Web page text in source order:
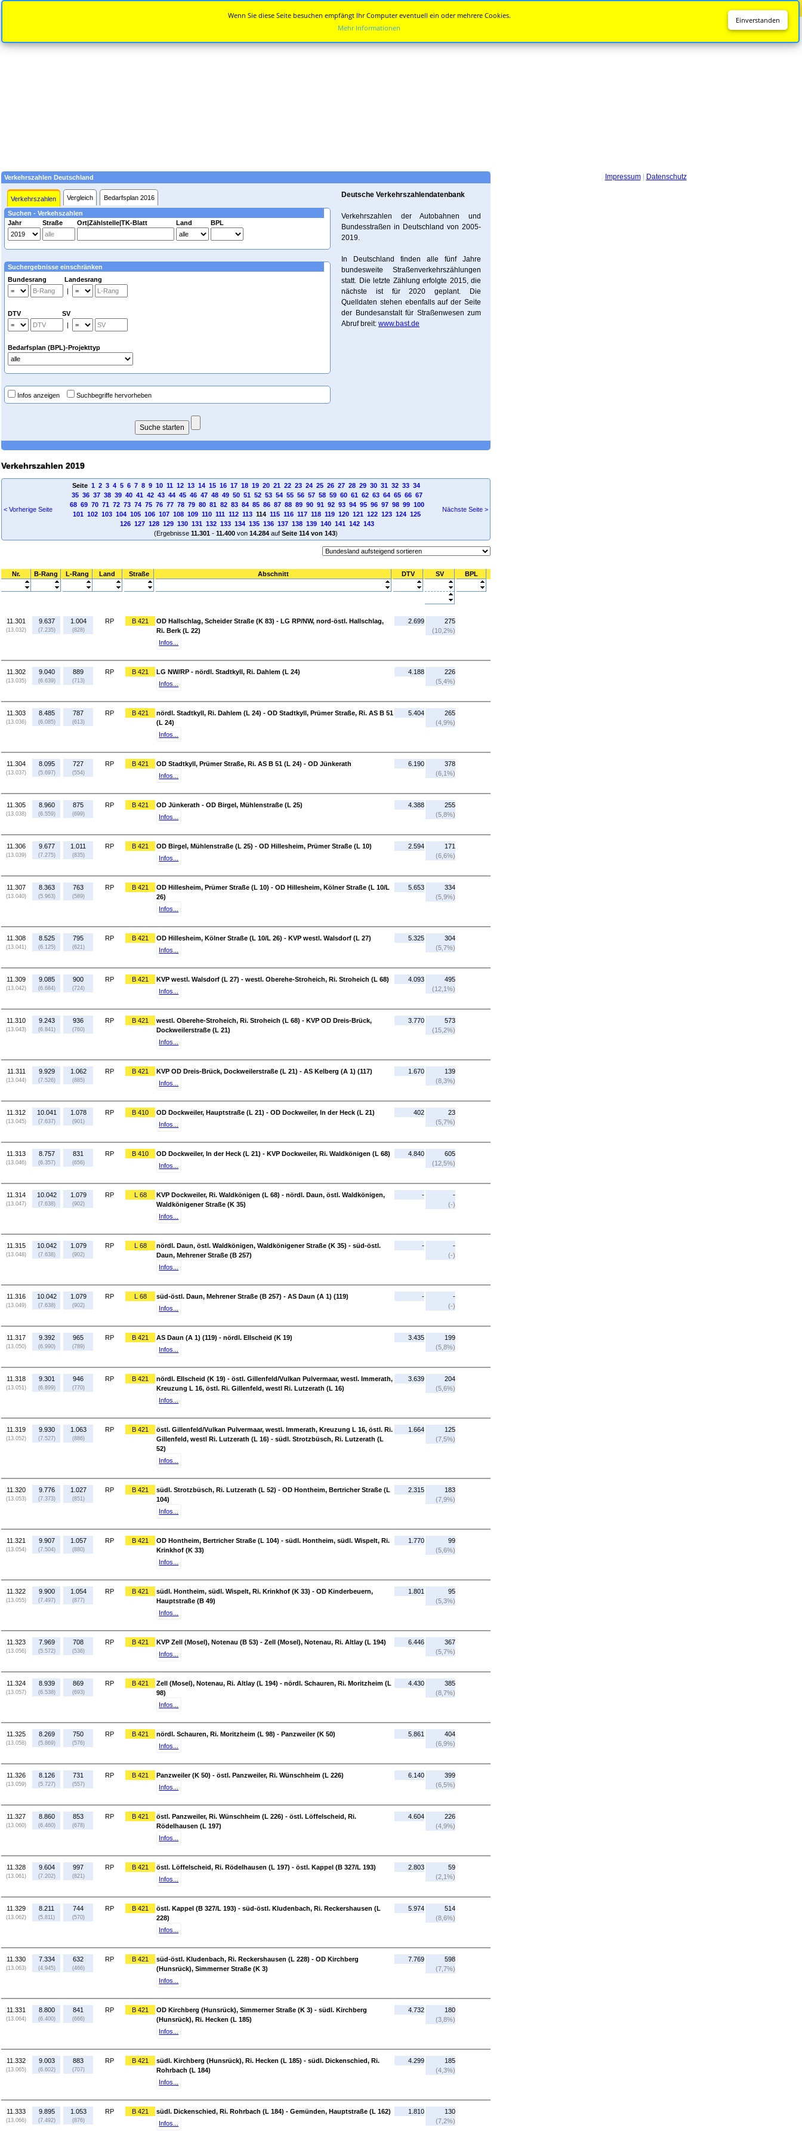
Verkehrszahlen Deutschland
Verkehrszahlen Vergleich Bedarfsplan 2016
Suchen - Verkehszahlen
Jahr
Straße Ort|Zählstelle|TK-Blatt Land BPL
Suchergebnisse einschränken
Bundesrang Landesrang
|
DTV SV
|
Bedarfsplan (BPL)-Projekttyp
Infos anzeigen Suchbegriffe hervorheben
Deutsche Verkehrszahlendatenbank
Verkehrszahlen der Autobahnen und
Bundesstraßen in Deutschland von 2005-
2019.
In Deutschland finden alle fünf Jahre
bundesweite Straßenverkehrszählungen
statt. Die letzte Zählung erfolgte 2015, die
nächste ist für 2020 geplant. Die
Quelldaten stehen ebenfalls auf der Seite
der Bundesanstalt für Straßenwesen zum
Abruf breit: www.bast.de
Verkehrszahlen 2019
< Vorherige Seite
Seite 1 2 3 4 5 6 7 8 9 10 11 12 13 14 15 16 17 18 19 20 21 22 23 24 25 26 27 28 29 30 31 32 33 34
35 36 37 38 39 40 41 42 43 44 45 46 47 48 49 50 51 52 53 54 55 56 57 58 59 60 61 62 63 64 65 66 67
68 69 70 71 72 73 74 75 76 77 78 79 80 81 82 83 84 85 86 87 88 89 90 91 92 93 94 95 96 97 98 99 100
101 102 103 104 105 106 107 108 109 110 111 112 113 114 115 116 117 118 119 120 121 122 123 124 125
126 127 128 129 130 131 132 133 134 135 136 137 138 139 140 141 142 143
(Ergebnisse 11.301 - 11.400 von 14.284 auf Seite 114 von 143)
Nächste Seite >
Nr. B-Rang L-Rang Land Straße Abschnitt DTV SV BPL
11.301
(13.032)
9.637
(7.235)
1.004
(828)
RP B 421
OD Hallschlag, Scheider Straße (K 83) - LG RP/NW, nord-östl. Hallschlag,
Ri. Berk (L 22)
Infos...
2.699
275
(10,2%)
11.302
(13.035)
9.040
(6.639)
889
(713)
RP B 421
LG NW/RP - nördl. Stadtkyll, Ri. Dahlem (L 24)
Infos...
4.188
226
(5,4%)
11.303
(13.036)
8.485
(6.085)
787
(613)
RP B 421
nördl. Stadtkyll, Ri. Dahlem (L 24) - OD Stadtkyll, Prümer Straße, Ri. AS B 51
(L 24)
Infos...
5.404
265
(4,9%)
11.304
(13.037)
8.095
(5.697)
727
(554)
RP B 421
OD Stadtkyll, Prümer Straße, Ri. AS B 51 (L 24) - OD Jünkerath
Infos...
6.190
378
(6,1%)
11.305
(13.038)
8.960
(6.559)
875
(699)
RP B 421
OD Jünkerath - OD Birgel, Mühlenstraße (L 25)
Infos...
4.388
255
(5,8%)
11.306
(13.039)
9.677
(7.275)
1.011
(835)
RP B 421
OD Birgel, Mühlenstraße (L 25) - OD Hillesheim, Prümer Straße (L 10)
Infos...
2.594
171
(6,6%)
11.307
(13.040)
8.363
(5.963)
763
(589)
RP B 421
OD Hillesheim, Prümer Straße (L 10) - OD Hillesheim, Kölner Straße (L 10/L
26)
Infos...
5.653
334
(5,9%)
11.308
(13.041)
8.525
(6.125)
795
(621)
RP B 421
OD Hillesheim, Kölner Straße (L 10/L 26) - KVP westl. Walsdorf (L 27)
Infos...
5.325
304
(5,7%)
11.309
(13.042)
9.085
(6.684)
900
(724)
RP B 421
KVP westl. Walsdorf (L 27) - westl. Oberehe-Stroheich, Ri. Stroheich (L 68)
Infos...
4.093
495
(12,1%)
11.310
(13.043)
9.243
(6.841)
936
(760)
RP B 421
westl. Oberehe-Stroheich, Ri. Stroheich (L 68) - KVP OD Dreis-Brück,
Dockweilerstraße (L 21)
Infos...
3.770
573
(15,2%)
11.311
(13.044)
9.929
(7.526)
1.062
(885)
RP B 421
KVP OD Dreis-Brück, Dockweilerstraße (L 21) - AS Kelberg (A 1) (117)
Infos...
1.670
139
(8,3%)
11.312
(13.045)
10.041
(7.637)
1.078
(901)
RP B 410
OD Dockweiler, Hauptstraße (L 21) - OD Dockweiler, In der Heck (L 21)
Infos...
402
23
(5,7%)
11.313
(13.046)
8.757
(6.357)
831
(656)
RP B 410
OD Dockweiler, In der Heck (L 21) - KVP Dockweiler, Ri. Waldkönigen (L 68)
Infos...
4.840
605
(12,5%)
11.314
(13.047)
10.042
(7.638)
1.079
(902)
RP L 68
KVP Dockweiler, Ri. Waldkönigen (L 68) - nördl. Daun, östl. Waldkönigen,
Waldkönigener Straße (K 35)
Infos...
-
-
(-)
11.315
(13.048)
10.042
(7.638)
1.079
(902)
RP L 68
nördl. Daun, östl. Waldkönigen, Waldkönigener Straße (K 35) - süd-östl.
Daun, Mehrener Straße (B 257)
Infos...
-
-
(-)
11.316
(13.049)
10.042
(7.638)
1.079
(902)
RP L 68
süd-östl. Daun, Mehrener Straße (B 257) - AS Daun (A 1) (119)
Infos...
-
-
(-)
11.317
(13.050)
9.392
(6.990)
965
(789)
RP B 421
AS Daun (A 1) (119) - nördl. Ellscheid (K 19)
Infos...
3.435
199
(5,8%)
11.318
(13.051)
9.301
(6.899)
946
(770)
RP B 421
nördl. Ellscheid (K 19) - östl. Gillenfeld/Vulkan Pulvermaar, westl. Immerath,
Kreuzung L 16, östl. Ri. Gillenfeld, westl Ri. Lutzerath (L 16)
Infos...
3.639
204
(5,6%)
11.319
(13.052)
9.930
(7.527)
1.063
(886)
RP B 421
östl. Gillenfeld/Vulkan Pulvermaar, westl. Immerath, Kreuzung L 16, östl. Ri.
Gillenfeld, westl Ri. Lutzerath (L 16) - südl. Strotzbüsch, Ri. Lutzerath (L
52)
Infos...
1.664
125
(7,5%)
11.320
(13.053)
9.776
(7.373)
1.027
(851)
RP B 421
südl. Strotzbüsch, Ri. Lutzerath (L 52) - OD Hontheim, Bertricher Straße (L
104)
Infos...
2.315
183
(7,9%)
11.321
(13.054)
9.907
(7.504)
1.057
(880)
RP B 421
OD Hontheim, Bertricher Straße (L 104) - südl. Hontheim, südl. Wispelt, Ri.
Krinkhof (K 33)
Infos...
1.770
99
(5,6%)
11.322
(13.055)
9.900
(7.497)
1.054
(877)
RP B 421
südl. Hontheim, südl. Wispelt, Ri. Krinkhof (K 33) - OD Kinderbeuern,
Hauptstraße (B 49)
Infos...
1.801
95
(5,3%)
11.323
(13.056)
7.969
(5.572)
708
(536)
RP B 421
KVP Zell (Mosel), Notenau (B 53) - Zell (Mosel), Notenau, Ri. Altlay (L 194)
Infos...
6.446
367
(5,7%)
11.324
(13.057)
8.939
(6.538)
869
(693)
RP B 421
Zell (Mosel), Notenau, Ri. Altlay (L 194) - nördl. Schauren, Ri. Moritzheim (L
98)
Infos...
4.430
385
(8,7%)
11.325
(13.058)
8.269
(5.869)
750
(576)
RP B 421
nördl. Schauren, Ri. Moritzheim (L 98) - Panzweiler (K 50)
Infos...
5.861
404
(6,9%)
11.326
(13.059)
8.126
(5.727)
731
(557)
RP B 421
Panzweiler (K 50) - östl. Panzweiler, Ri. Wünschheim (L 226)
Infos...
6.140
399
(6,5%)
11.327
(13.060)
8.860
(6.460)
853
(678)
RP B 421
östl. Panzweiler, Ri. Wünschheim (L 226) - östl. Löffelscheid, Ri.
Rödelhausen (L 197)
Infos...
4.604
226
(4,9%)
11.328
(13.061)
9.604
(7.202)
997
(821)
RP B 421
östl. Löffelscheid, Ri. Rödelhausen (L 197) - östl. Kappel (B 327/L 193)
Infos...
2.803
59
(2,1%)
11.329
(13.062)
8.211
(5.811)
744
(570)
RP B 421
östl. Kappel (B 327/L 193) - süd-östl. Kludenbach, Ri. Reckershausen (L
228)
Infos...
5.974
514
(8,6%)
11.330
(13.063)
7.334
(4.945)
632
(466)
RP B 421
süd-östl. Kludenbach, Ri. Reckershausen (L 228) - OD Kirchberg
(Hunsrück), Simmerner Straße (K 3)
Infos...
7.769
598
(7,7%)
11.331
(13.064)
8.800
(6.400)
841
(666)
RP B 421
OD Kirchberg (Hunsrück), Simmerner Straße (K 3) - südl. Kirchberg
(Hunsrück), Ri. Hecken (L 185)
Infos...
4.732
180
(3,8%)
11.332
(13.065)
9.003
(6.602)
883
(707)
RP B 421
südl. Kirchberg (Hunsrück), Ri. Hecken (L 185) - südl. Dickenschied, Ri.
Rohrbach (L 184)
Infos...
4.299
185
(4,3%)
11.333
(13.066)
9.895
(7.492)
1.053
(876)
RP B 421
südl. Dickenschied, Ri. Rohrbach (L 184) - Gemünden, Hauptstraße (L 162)
Infos...
1.810
130
(7,2%)
Impressum| Datenschutz
Einverstanden
Wenn Sie diese Seite besuchen empfängt Ihr Computer eventuell ein oder mehrere Cookies.
Mehr Informationen